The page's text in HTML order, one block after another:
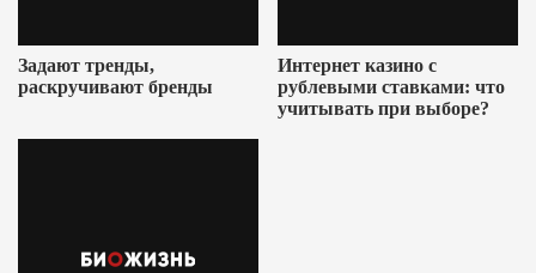
Задают тренды,
раскручивают бренды
Интернет казино с
рублевыми ставками: что
учитывать при выборе?